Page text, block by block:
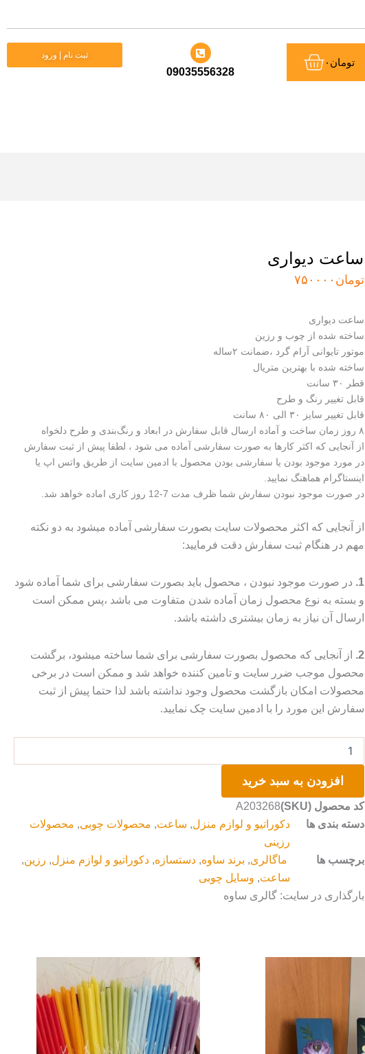
تومان ۰سبد
خرید
09035556328
ثبت نام | ورود
ساعت دیواری
تومان ۷۵۰۰۰۰
ساعت دیواری
ساخته شده از چوب و رزین
موتور تایوانی آرام گرد ،ضمانت ۲ساله
ساخته شده با بهترین متریال
قطر ۳۰ سانت
قابل تغییر رنگ و طرح
قابل تغییر سایز ۳۰ الی ۸۰ سانت
۸ روز زمان ساخت و آماده ارسال قابل سفارش در ابعاد و رنگ‌بندی و طرح دلخواه
از آنجایی که اکثر کارها به صورت سفارشی آماده می شود ، لطفا پیش از ثبت سفارش
در مورد موجود بودن یا سفارشی بودن محصول با ادمین سایت از طریق واتس اپ یا
اینستاگرام هماهنگ نمایید.
در صورت موجود نبودن سفارش شما ظرف مدت 7-12 روز کاری اماده خواهد شد.
از آنجایی که اکثر محصولات سایت بصورت سفارشی آماده میشود به دو نکته
مهم در هنگام ثبت سفارش دقت فرمایید:
1. در صورت موجود نبودن ، محصول باید بصورت سفارشی برای شما آماده شود
و بسته به نوع محصول زمان آماده شدن متفاوت می باشد ،پس ممکن است
ارسال آن نیاز به زمان بیشتری داشته باشد.
2.
از آنجایی که محصول بصورت سفارشی برای شما ساخته میشود، برگشت
محصول موجب ضرر سایت و تامین کننده خواهد شد و ممکن است در برخی
محصولات امکان بازگشت محصول وجود نداشته باشد لذا حتما پیش از ثبت
سفارش این مورد را با ادمین سایت چک نمایید.
دیواری
افزودن به سبد خرید
کد محصول (SKU)
A203268
دسته بندی ها
دکوراتیو و لوازم منزل, ساعت, محصولات چوبی, محصولات
رزینی
برچسب ها
ماگالری, برند ساوه,دستسازه,دکوراتیو و لوازم منزل, رزین,
ساعت, وسایل چوبی
بارگذاری در سایت: گالری ساوه